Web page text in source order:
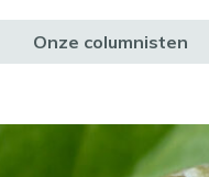
Onze columnisten